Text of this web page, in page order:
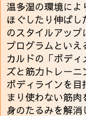
温多湿の環境によ
ほぐしたり伸ば
のスタイルアッ
プログラムといえ
カルドの「ボデ
ズと筋力トレーニ
ボディラインを目
まり使わない筋
身のたるみを解消